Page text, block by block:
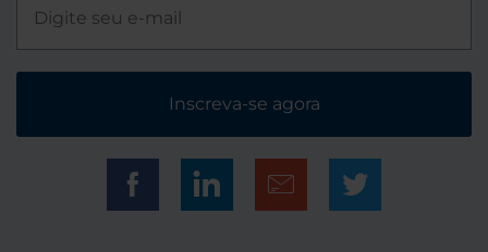
Inscreva-se agora